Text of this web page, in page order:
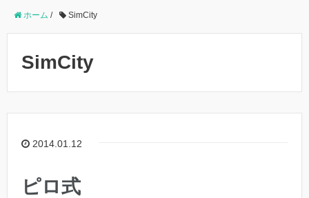
ホーム / SimCity
SimCity
2014.01.12
ピロ式